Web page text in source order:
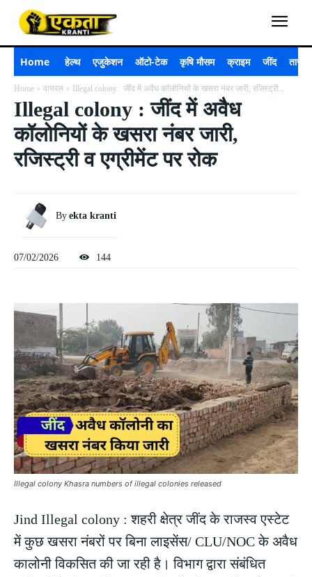
Home हेल्थ एजुकेशन ऑटो-टेक कृषि मौसम क्राइम जींद ताजा
Home वायरल Illegal colony : जींद में अवैध कॉलोनियों के खसरा नंबर जारी, रजिस्ट्री...
Illegal colony : जींद में अवैध
कॉलोनियों के खसरा नंबर जारी,
रजिस्ट्री व एग्रीमेंट पर रोक
By ekta kranti
07/02/2026 144
Illegal colony Khasra numbers of illegal colonies released
Jind Illegal colony : शहरी क्षेत्र जींद के राजस्व एस्टेट
में कुछ खसरा नंबरों पर बिना लाइसेंस/ CLU/NOC के अवैध
कालोनी विकसित की जा रही है। विभाग द्वारा संबंधित